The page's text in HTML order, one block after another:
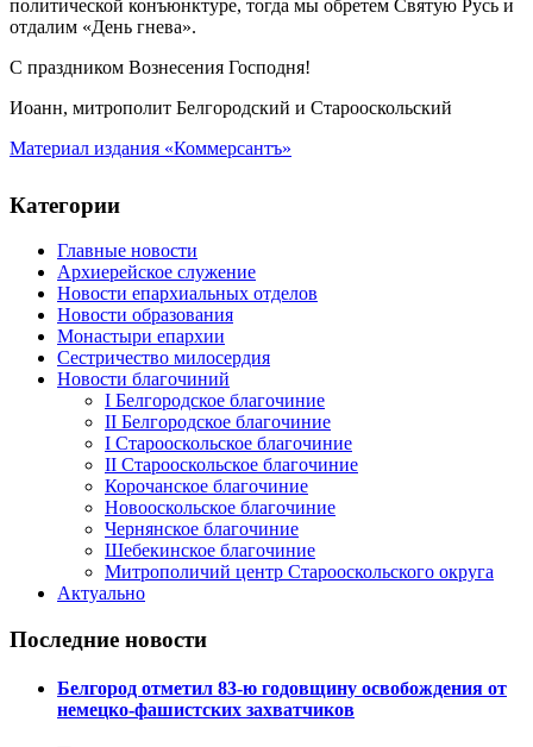
политической конъюнктуре, тогда мы обретем Святую Русь и
отдалим «День гнева».
С праздником Вознесения Господня!
Иоанн, митрополит Белгородский и Старооскольский
Материал издания «Коммерсантъ»
Категории
Главные новости
Архиерейское служение
Новости епархиальных отделов
Новости образования
Монастыри епархии
Сестричество милосердия
Новости благочиний
I Белгородское благочиние
II Белгородское благочиние
I Старооскольское благочиние
II Старооскольское благочиние
Корочанское благочиние
Новооскольское благочиние
Чернянское благочиние
Шебекинское благочиние
Митрополичий центр Старооскольского округа
Актуально
Последние новости
Белгород отметил 83-ю годовщину освобождения от
немецко-фашистских захватчиков